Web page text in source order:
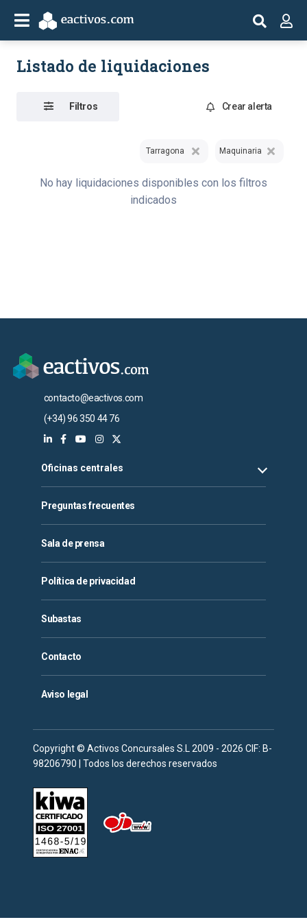
Listado de liquidaciones
Filtros Crear alerta
Tarragona Maquinaria
No hay liquidaciones disponibles con los filtros
indicados
contacto@eactivos.com
(+34) 96 350 44 76
Oficinas centrales
Preguntas frecuentes
Sala de prensa
Política de privacidad
Subastas
Contacto
Aviso legal
Copyright © Activos Concursales S.L 2009 - 2026 CIF: B-
98206790 | Todos los derechos reservados